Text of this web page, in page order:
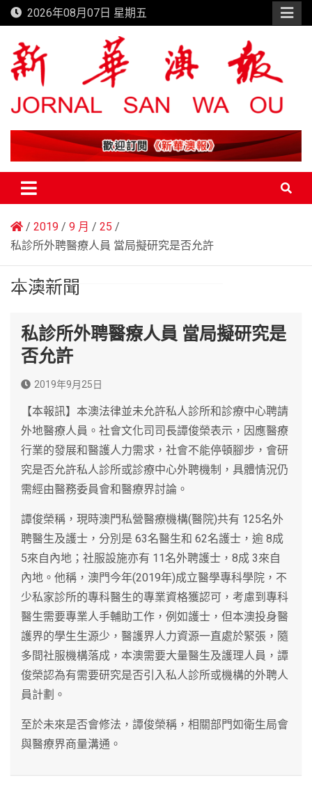
Skip
to
content
2026年08月07日 星期五
新華澳報
2019 9 月
25
私診所外聘醫療人員 當局擬研究是否允許
本澳新聞
私診所外聘醫療人員 當局擬研究是
否允許
2019年9月25日
【本報訊】本澳法律並未允許私人診所和診療中心聘請
外地醫療人員。社會文化司司長譚俊榮表示，因應醫療
行業的發展和醫護人力需求，社會不能停頓腳步，會研
究是否允許私人診所或診療中心外聘機制，具體情況仍
需經由醫務委員會和醫療界討論。
譚俊榮稱，現時澳門私營醫療機構(醫院)共有 125名外
聘醫生及護士，分別是 63名醫生和 62名護士，逾 8成
5來自內地；社服設施亦有 11名外聘護士，8成 3來自
內地。他稱，澳門今年(2019年)成立醫學專科學院，不
少私家診所的專科醫生的專業資格獲認可，考慮到專科
醫生需要專業人手輔助工作，例如護士，但本澳投身醫
護界的學生生源少，醫護界人力資源一直處於緊張，隨
多間社服機構落成，本澳需要大量醫生及護理人員，譚
俊榮認為有需要研究是否引入私人診所或機構的外聘人
員計劃。
至於未來是否會修法，譚俊榮稱，相關部門如衛生局會
與醫療界商量溝通。